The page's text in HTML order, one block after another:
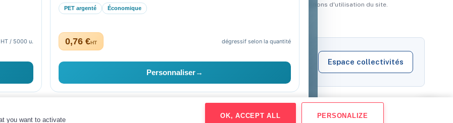
/ 5000 u.
PET argenté Économique
0,76 €HT dégressif selon la quantité
Personnaliser→
conditions d'utilisation du site.
au secteur public. Espace collectivités
Mentions légalesCGV Virement Mandat administratif CB Visa
you want to activate
OK, ACCEPT ALL PERSONALIZE